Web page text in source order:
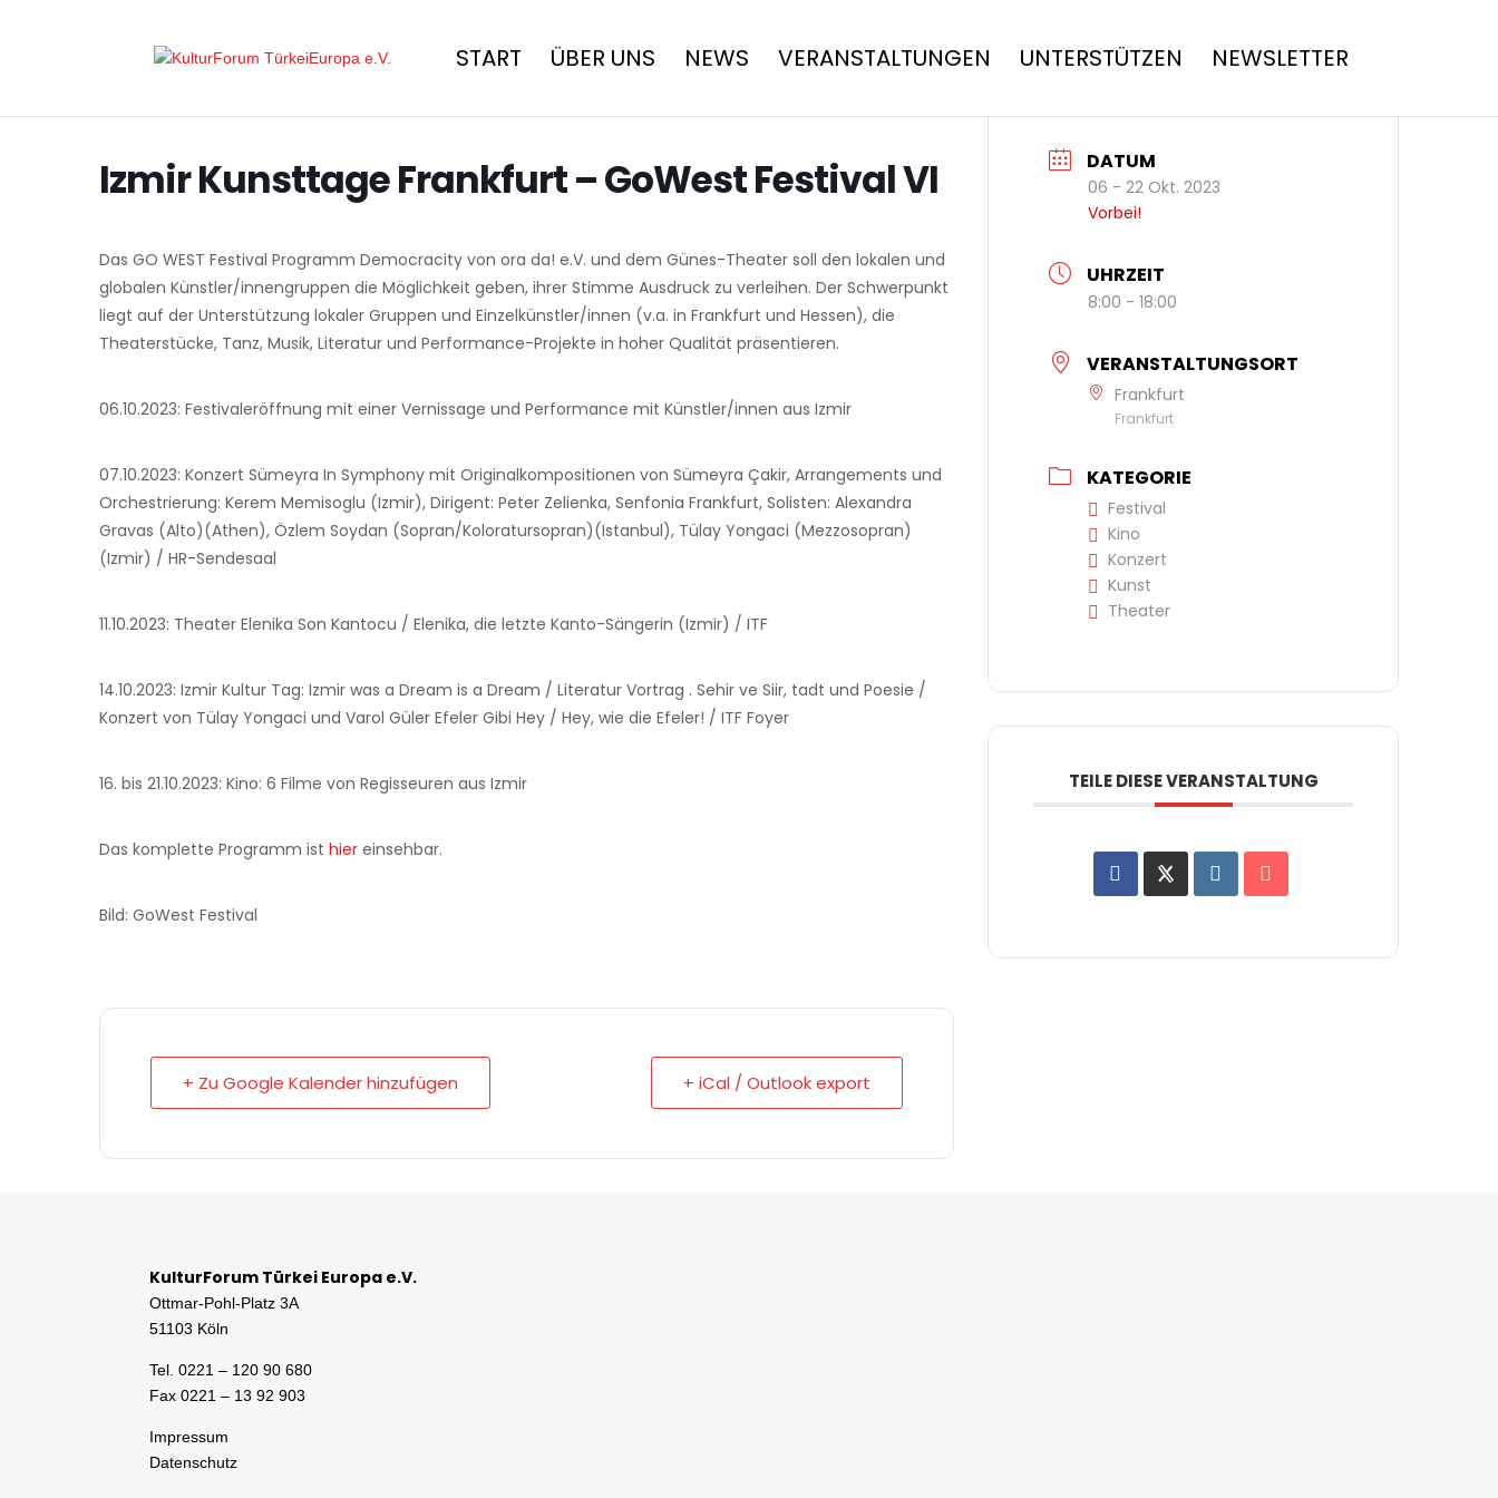
START ÜBER UNS NEWS VERANSTALTUNGEN UNTERSTÜTZEN NEWSLETTER
Izmir Kunsttage Frankfurt – GoWest Festival VI
Das GO WEST Festival Programm Democracity von ora da! e.V. und dem Günes-Theater soll den lokalen und
globalen Künstler/innengruppen die Möglichkeit geben, ihrer Stimme Ausdruck zu verleihen. Der Schwerpunkt
liegt auf der Unterstützung lokaler Gruppen und Einzelkünstler/innen (v.a. in Frankfurt und Hessen), die
Theaterstücke, Tanz, Musik, Literatur und Performance-Projekte in hoher Qualität präsentieren.
06.10.2023: Festivaleröffnung mit einer Vernissage und Performance mit Künstler/innen aus Izmir
07.10.2023: Konzert Sümeyra In Symphony mit Originalkompositionen von Sümeyra Çakir, Arrangements und
Orchestrierung: Kerem Memisoglu (Izmir), Dirigent: Peter Zelienka, Senfonia Frankfurt, Solisten: Alexandra
Gravas (Alto)(Athen), Özlem Soydan (Sopran/Koloratursopran)(Istanbul), Tülay Yongaci (Mezzosopran)
(Izmir) / HR-Sendesaal
11.10.2023: Theater Elenika Son Kantocu / Elenika, die letzte Kanto-Sängerin (Izmir) / ITF
14.10.2023: Izmir Kultur Tag: Izmir was a Dream is a Dream / Literatur Vortrag . Sehir ve Siir, tadt und Poesie /
Konzert von Tülay Yongaci und Varol Güler Efeler Gibi Hey / Hey, wie die Efeler! / ITF Foyer
16. bis 21.10.2023: Kino: 6 Filme von Regisseuren aus Izmir
Das komplette Programm ist hier einsehbar.
Bild: GoWest Festival
+ Zu Google Kalender hinzufügen + iCal / Outlook export
DATUM
06 - 22 Okt. 2023
Vorbei!
UHRZEIT
8:00 - 18:00
VERANSTALTUNGSORT
Frankfurt
Frankfurt
KATEGORIE
Festival
Kino
Konzert
Kunst
Theater
TEILE DIESE VERANSTALTUNG
KulturForum Türkei Europa e.V.
Ottmar-Pohl-Platz 3A
51103 Köln
Tel. 0221 – 120 90 680
Fax 0221 – 13 92 903
Impressum
Datenschutz